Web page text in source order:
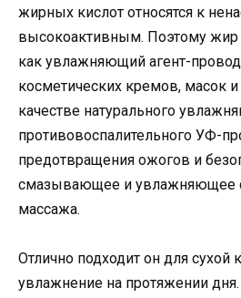
жирных кислот относятся к
высокоактивным. Поэтому жир
как увлажняющий агент-
косметических кремов, масок
качестве натурального
противовоспалительного УФ-
предотвращения ожогов и
смазывающее и увлажняющее
массажа.
Отлично подходит он для сухой
увлажнение на протяжении